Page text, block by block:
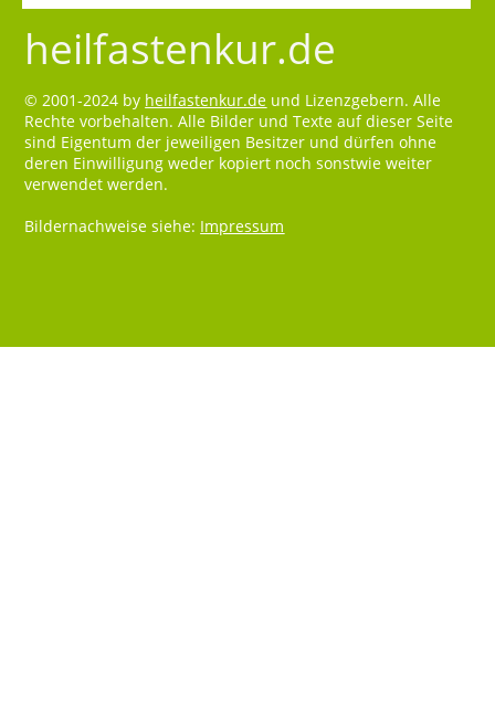
heilfastenkur.de
© 2001-2024 by heilfastenkur.de und Lizenzgebern. Alle
Rechte vorbehalten. Alle Bilder und Texte auf dieser Seite
sind Eigentum der jeweiligen Besitzer und dürfen ohne
deren Einwilligung weder kopiert noch sonstwie weiter
verwendet werden.
Bildernachweise siehe: Impressum